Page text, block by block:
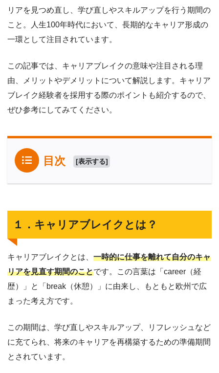
リアを見つめ直し、学び直しやスキルアップを行う期間の
こと。人生100年時代において、長期的なキャリア形成の
一環として注目されています。
この記事では、キャリアブレイクの意味や注目される理
由、メリットやデメリットについて解説します。キャリア
ブレイク経験者を採用する際のポイントも紹介するので、
ぜひ参考にしてみてください。
目次 [表示する]
１．キャリアブレイクとは？
キャリアブレイクとは、 一時的に仕事を離れて自分のキャ
リアを見直す期間のことです。この言葉は「career（経
歴）」と「break（休憩）」に由来し、もともと欧州で広
まった考え方です。
この期間は、学び直しやスキルアップ、リフレッシュなど
に充てられ、将来のキャリアを再構築するための準備期間
とされています。